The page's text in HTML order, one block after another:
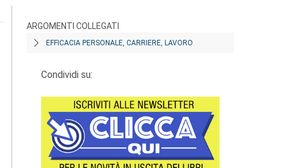
ARGOMENTI COLLEGATI
EFFICACIA PERSONALE, CARRIERE, LAVORO
Condividi su: